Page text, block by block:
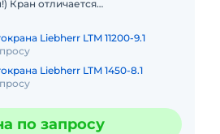
Кран отличается
в усл
Liebherr LTM 11200-9.1
Liebherr LTM 1450-8.1
по запросу